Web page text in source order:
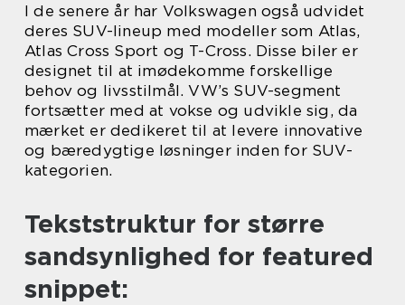
I de senere år har Volkswagen også udvidet
deres SUV-lineup med modeller som Atlas,
Atlas Cross Sport og T-Cross. Disse biler er
designet til at imødekomme forskellige
behov og livsstilmål. VW’s SUV-segment
fortsætter med at vokse og udvikle sig, da
mærket er dedikeret til at levere innovative
og bæredygtige løsninger inden for SUV-
kategorien.
Tekststruktur for større
sandsynlighed for featured
snippet: